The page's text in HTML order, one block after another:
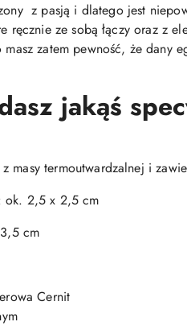
z pasją i dlatego jest
ręcznie ze sobą łączy oraz z
zatem pewność, że
jakąś
z masy termoutwardzalnej i
ok. 2,5 x 2,5 cm
cm
Cernit